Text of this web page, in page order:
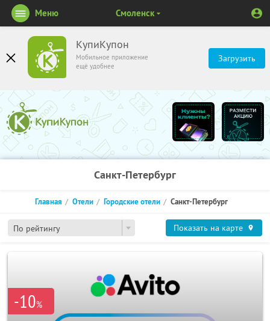
КупиКупон
Мобильное приложение
ещё удобнее
Загрузить
Меню Смоленск
Санкт-Петербург
По рейтингу
Главная Отели Городские отели Санкт-Петербург
Показать на карте
-10%